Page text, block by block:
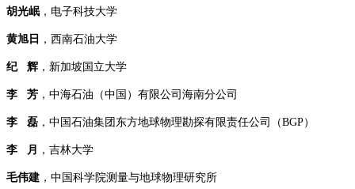
胡光岷 ，电子科技大学
黄旭日 ，西南石油大学
纪 辉 ，新加坡国立大学
李 芳 ，中海石油（中国）有限公司海南分公司
李 磊 ，中国石油集团东方地球物理勘探有限责任公司（BGP）
李 月 ，吉林大学
毛伟建 ，中国科学院测量与地球物理研究所